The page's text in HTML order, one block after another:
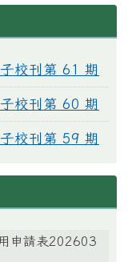
校刊第 61 期
校刊第 60 期
校刊第 59 期
申請表202603